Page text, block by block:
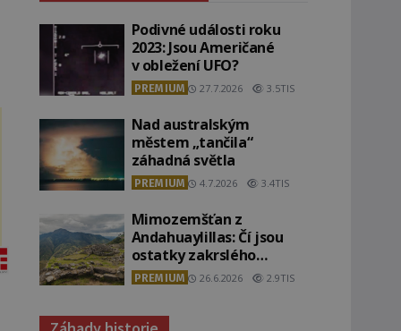
Podivné události roku
2023: Jsou Američané
v obležení UFO?
PREMIUM 27.7.2026 3.5TIS
Nad australským
městem „tančila“
záhadná světla
PREMIUM 4.7.2026 3.4TIS
Mimozemšťan z
Andahuaylillas: Čí jsou
ostatky zakrslého
stvoření s ohromnou
lebkou?
PREMIUM 26.6.2026 2.9TIS